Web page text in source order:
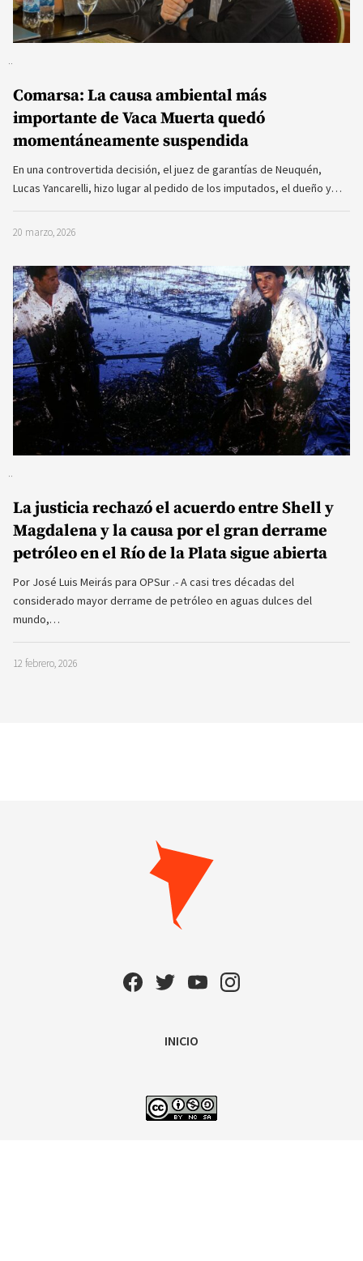
Comarsa: La causa ambiental más
importante de Vaca Muerta quedó
momentáneamente suspendida
En una controvertida decisión, el juez de garantías de Neuquén,
Lucas Yancarelli, hizo lugar al pedido de los imputados, el dueño y…
20 marzo, 2026
La justicia rechazó el acuerdo entre Shell y
Magdalena y la causa por el gran derrame
petróleo en el Río de la Plata sigue abierta
Por José Luis Meirás para OPSur .- A casi tres décadas del
considerado mayor derrame de petróleo en aguas dulces del
mundo,…
12 febrero, 2026
INICIO